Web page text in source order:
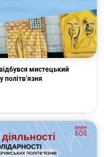
мистецький
політв’язня